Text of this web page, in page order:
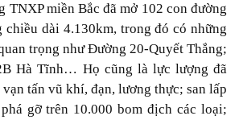
miền Bắc đã mở 102 con đường
dài 4.130km, trong đó có những
trọng như Đường 20-Quyết Thắng;
Hà Tĩnh… Họ cũng là lực lượng đã
tấn vũ khí, đạn, lương thực; san lấp
gỡ trên 10.000 bom địch các loại;